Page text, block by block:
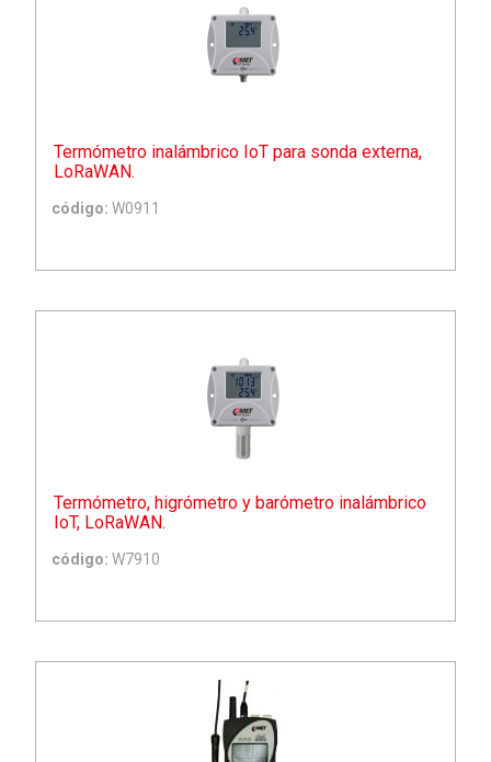
Termómetro inalámbrico IoT para sonda externa,
LoRaWAN.
código: W0911
Termómetro, higrómetro y barómetro inalámbrico
IoT, LoRaWAN.
código: W7910